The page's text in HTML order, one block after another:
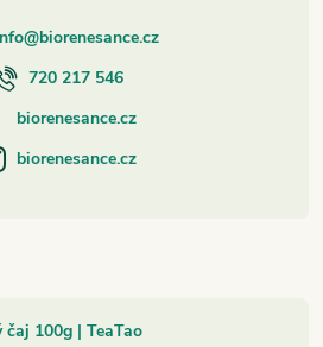
čaj 100g | TeaTao
@biorenesance.cz
720 217 546
biorenesance.cz
biorenesance.cz